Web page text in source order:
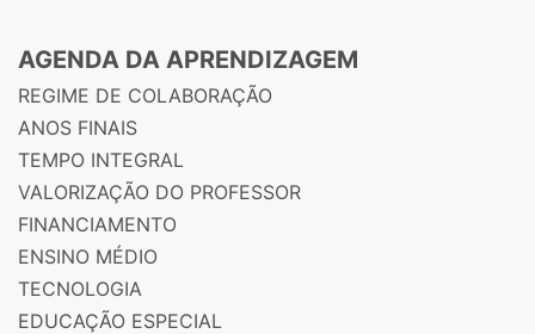
AGENDA DA APRENDIZAGEM
REGIME DE COLABORAÇÃO
ANOS FINAIS
TEMPO INTEGRAL
VALORIZAÇÃO DO PROFESSOR
FINANCIAMENTO
ENSINO MÉDIO
TECNOLOGIA
EDUCAÇÃO ESPECIAL